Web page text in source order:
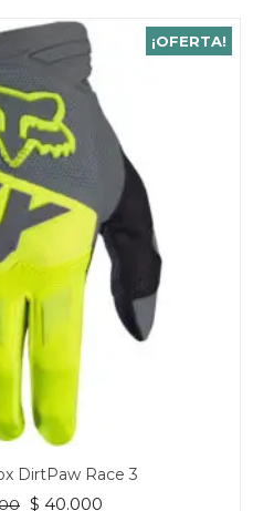
¡OFERTA!
DirtPaw Race 3
El
$ 40.000